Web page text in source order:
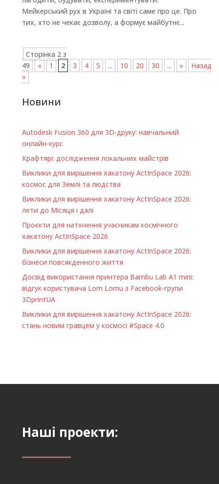
Мейкерський рух в Україні та світі саме про це. Про
тих, хто не чекає дозволу, а формує майбутнє...
Сторінка 2 з
49
« 1 2 3 4 5 ... 10 20 30 ... »
Назад
»
Новини
Autodesk Fusion 360 для 3D-друку: навчальний
онлайн-курс
Крафтярі: дослідження локальних майстрів
Виклики для вирішення хакатону ActInSpace 2026:
космос для Землі та людства
Виклики для вирішення хакатону ActInSpace 2026:
лети до Місяця і далі
Проєкти для натхнення учасникам космічного
хакатону ActInSpace 2026
Виклики для вирішення хакатону ActInSpace 2026:
бізнеси повсякденного життя
Досвід використання принтера Bambu Lab A1 minі:
відгук користувача Lom Lomu з Facebook-групи
3DprintUA
Виклики для вирішення хакатону ActInSpace 2026:
стань новим гравцем у космосі #Space 4.0
Наші проекти: